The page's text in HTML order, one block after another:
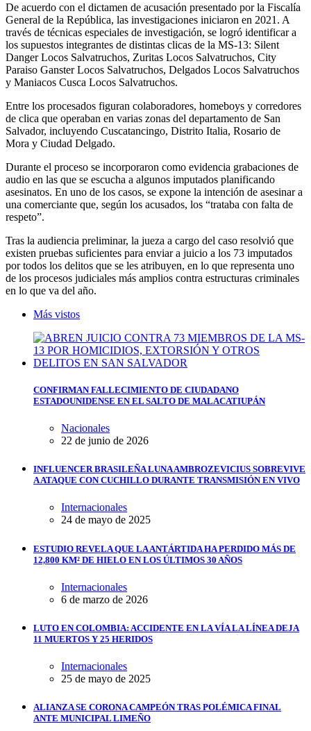
De acuerdo con el dictamen de acusación presentado por la Fiscalía
General de la República, las investigaciones iniciaron en 2021. A
través de técnicas especiales de investigación, se logró identificar a
los supuestos integrantes de distintas clicas de la MS-13: Silent
Danger Locos Salvatruchos, Zuritas Locos Salvatruchos, City
Paraiso Ganster Locos Salvatruchos, Delgados Locos Salvatruchos
y Maniacos Cusca Locos Salvatruchos.
Entre los procesados figuran colaboradores, homeboys y corredores
de clica que operaban en varias zonas del departamento de San
Salvador, incluyendo Cuscatancingo, Distrito Italia, Rosario de
Mora y Ciudad Delgado.
Durante el proceso se incorporaron como evidencia grabaciones de
audio en las que se escucha a algunos imputados planificando
asesinatos. En uno de los casos, se expone la intención de asesinar a
una comerciante que, según los acusados, los “trataba con falta de
respeto”.
Tras la audiencia preliminar, la jueza a cargo del caso resolvió que
existen pruebas suficientes para enviar a juicio a los 73 imputados
por todos los delitos que se les atribuyen, en lo que representa uno
de los procesos judiciales más amplios contra estructuras criminales
en lo que va del año.
Más vistos
CONFIRMAN FALLECIMIENTO DE CIUDADANO
ESTADOUNIDENSE EN EL SALTO DE MALACATIUPÁN
Nacionales
22 de junio de 2026
INFLUENCER BRASILEÑA LUNA AMBROZEVICIUS SOBREVIVE
A ATAQUE CON CUCHILLO DURANTE TRANSMISIÓN EN VIVO
Internacionales
24 de mayo de 2025
ESTUDIO REVELA QUE LA ANTÁRTIDA HA PERDIDO MÁS DE
12,800 KM² DE HIELO EN LOS ÚLTIMOS 30 AÑOS
Internacionales
6 de marzo de 2026
LUTO EN COLOMBIA: ACCIDENTE EN LA VÍA LA LÍNEA DEJA
11 MUERTOS Y 25 HERIDOS
Internacionales
25 de mayo de 2025
ALIANZA SE CORONA CAMPEÓN TRAS POLÉMICA FINAL
ANTE MUNICIPAL LIMEÑO